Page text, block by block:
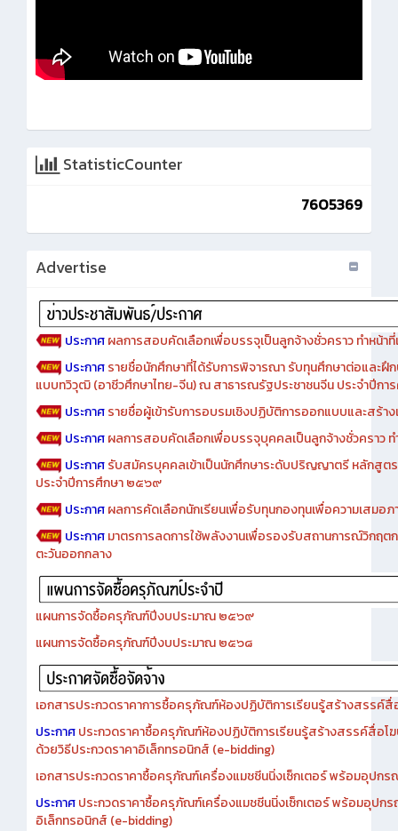
StatisticCounter
7605369
Advertise
ประกาศผลการสอบคัดเลือกเพื่อบรรจุเป็นลูกจ้างชั่วคราว ทำหน้าที่
ประกาศรายชื่อนักศึกษาที่ได้รับการพิจารณา รับทุนศึกษาต่อและฝึ
แบบทวิวุฒิ (อาชีวศึกษาไทย-จีน) ณ สาธารณรัฐประชาชนจีน ประจำปีก
ประกาศรายชื่อผู้เข้ารับการอบรมเชิงปฏิบัติการออกแบบและสร้า
ประกาศผลการสอบคัดเลือกเพื่อบรรจุบุคคลเป็นลูกจ้างชั่วคราว ท
ประกาศรับสมัครบุคคลเข้าเป็นนักศึกษาระดับปริญญาตรี หลักสูต
ประจำปีการศึกษา ๒๕๖๙
ประกาศผลการคัดเลือกนักเรียนเพื่อรับทุนกองทุนเพื่อความเสมอ
ประกาศมาตรการลดการใช้พลังงานเพื่อรองรับสถานการณ์วิกฤ
ตะวันออกกลาง
แผนการจัดซื้อครุภัณฑ์ปีงบประมาณ ๒๕๖๙
แผนการจัดซื้อครุภัณฑ์ปีงบประมาณ ๒๕๖๘
เอกสารประกวดราคาการซื้อครุภัณฑ์ห้องปฏิบัติการเรียนรู้สร้างสรรค์
ประกาศประกวดราคาซื้อครุภัณฑ์ห้องปฏิบัติการเรียนรู้สร้างสรรค์สื่อโ
ด้วยวิธีประกวดราคาอิเล็กทรอนิกส์ (e-bidding)
เอกสารประกวดราคาซื้อครุภัณฑ์เครื่องแมชชีนนิ่งเซ็กเตอร์ พร้อมอุปก
ประกาศประกวดราคาซื้อครุภัณฑ์เครื่องแมชชีนนิ่งเซ็กเตอร์ พร้อมอุปก
อิเล็กทรอนิกส์ (e-bidding)